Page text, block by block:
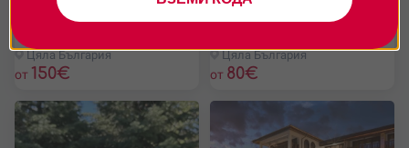
Подаръчна кутия Необичайни
Цяла България
от 150€
Подаръчна кутия за мъж
Цяла България
от 80€